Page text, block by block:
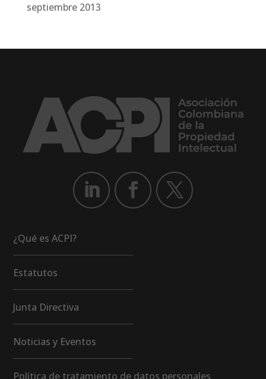
septiembre 2013
¿Qué es ACPI?
Estatutos
Junta Directiva
Noticias y Eventos
Política de tratamiento de datos personales